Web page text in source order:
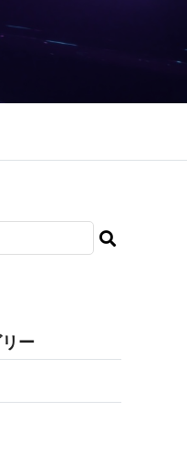
リ ー